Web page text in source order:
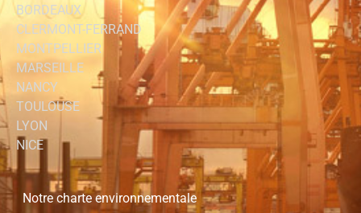
BORDEAUX
CLERMONT-FERRAND
MONTPELLIER
MARSEILLE
NANCY
TOULOUSE
LYON
NICE
Notre charte environnementale